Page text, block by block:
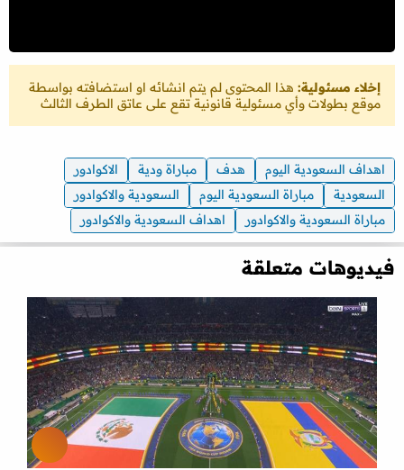
إخلاء مسئولية: هذا المحتوى لم يتم انشائه او استضافته بواسطة
موقع بطولات وأي مسئولية قانونية تقع على عاتق الطرف الثالث
اهداف السعودية اليوم هدف مباراة ودية
الاكوادور
السعودية
مباراة السعودية اليوم
السعودية والاكوادور
مباراة السعودية والاكوادور
اهداف السعودية والاكوادور
فيديوهات متعلقة